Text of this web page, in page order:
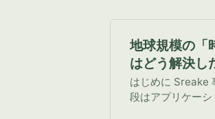
地球規模の
はどう解決
リーシェイク
はじめに Sreake
段はアプリケー